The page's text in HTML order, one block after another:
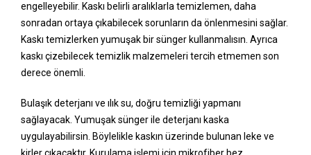
engelleyebilir. Kaskı belirli aralıklarla temizlemen, daha
sonradan ortaya çıkabilecek sorunların da önlenmesini sağlar.
Kaskı temizlerken yumuşak bir sünger kullanmalısın. Ayrıca
kaskı çizebilecek temizlik malzemeleri tercih etmemen son
derece önemli.
Bulaşık deterjanı ve ılık su, doğru temizliği yapmanı
sağlayacak. Yumuşak sünger ile deterjanı kaska
uygulayabilirsin. Böylelikle kaskın üzerinde bulunan leke ve